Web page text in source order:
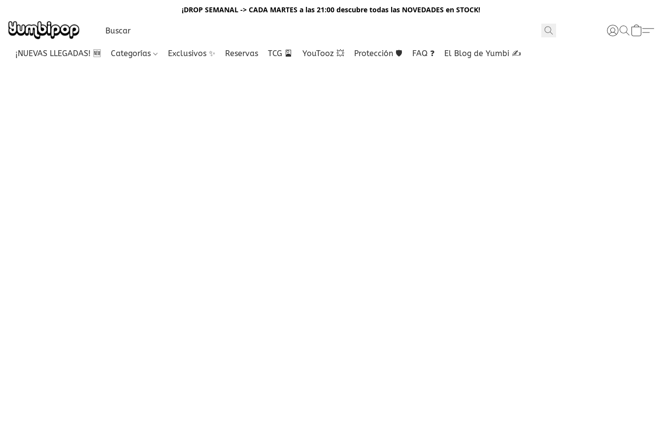
¡DROP SEMANAL -> CADA MARTES a las 21:00 descubre todas las NOVEDADES en STOCK!
¡NUEVAS LLEGADAS! 🆕 Categorías Exclusivos ✨ Reservas TCG 🎴 YouTooz 💥 Protección 🛡️ FAQ ❓ El Blog de Yumbi ✍️